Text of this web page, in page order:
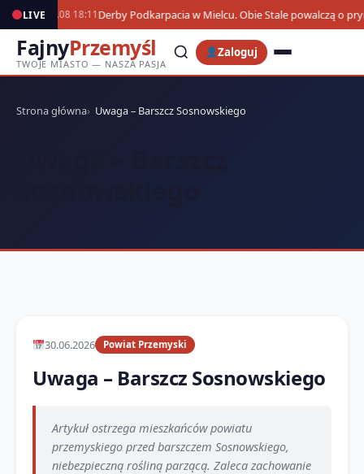
LIVE07.08 18:11 Derby Podkarpacia w Mielcu. Obie Stale powalczą o
FajnyPrzemyśl
TWOJE MIASTO — NASZA PASJA
Zaloguj
Strona główna Uwaga – Barszcz Sosnowskiego
30.06.2026 Powiat Przemyski
Uwaga – Barszcz Sosnowskiego
Artykuł ostrzega mieszkańców powiatu
przemyskiego przed barszczem Sosnowskiego,
niebezpieczną rośliną parzącą. Zaleca zachowanie